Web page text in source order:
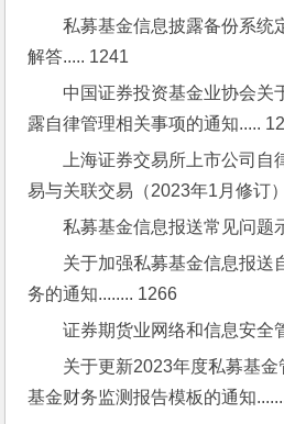
私募基金信息披露备份系统
解答..... 1241
中国证券投资基金业协会关
露自律管理相关事项的通知.....
上海证券交易所上市公司
易与关联交易（2023年1月修订
私募基金信息报送常见问题
关于加强私募基金信息报送
务的通知........ 1266
证券期货业网络和信息安全
关于更新2023年度私募基
基金财务监测报告模板的通知